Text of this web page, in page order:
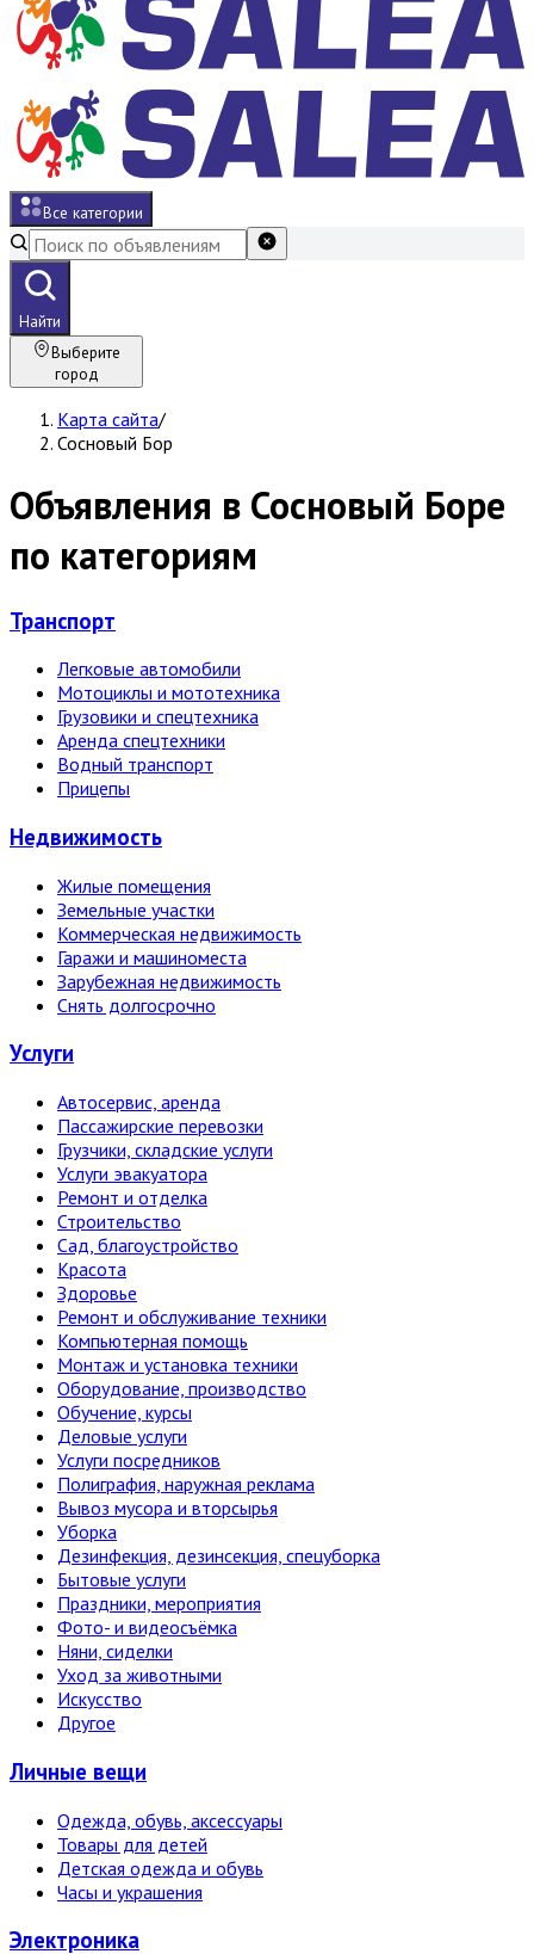
Все категории
Найти
Выберите
город
Карта сайта/
Сосновый Бор
Объявления в Сосновый Боре
по категориям
Транспорт
Легковые автомобили
Мотоциклы и мототехника
Грузовики и спецтехника
Аренда спецтехники
Водный транспорт
Прицепы
Недвижи­мость
Жилые помещения
Земельные участки
Коммерческая недвижимость
Гаражи и машиноместа
Зарубежная недвижимость
Снять долгосрочно
Услуги
Автосервис, аренда
Пассажирские перевозки
Грузчики, складские услуги
Услуги эвакуатора
Ремонт и отделка
Строительство
Сад, благоустройство
Красота
Здоровье
Ремонт и обслуживание техники
Компьютерная помощь
Монтаж и установка техники
Оборудование, производство
Обучение, курсы
Деловые услуги
Услуги посредников
Полиграфия, наружная реклама
Вывоз мусора и вторсырья
Уборка
Дезинфекция, дезинсекция, спецуборка
Бытовые услуги
Праздники, мероприятия
Фото- и видеосъёмка
Няни, сиделки
Уход за животными
Искусство
Другое
Личные вещи
Одежда, обувь, аксессуары
Товары для детей
Детская одежда и обувь
Часы и украшения
Электро­ника